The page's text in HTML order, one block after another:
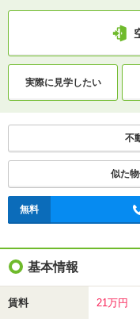
実際に 見学したい
不
似た
無料
基本情報
賃料 21万円